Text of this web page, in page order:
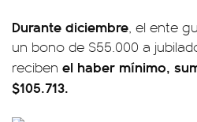
Durante diciembre, el ente
un bono de $55.000 a
reciben el haber mínimo,
$105.713.